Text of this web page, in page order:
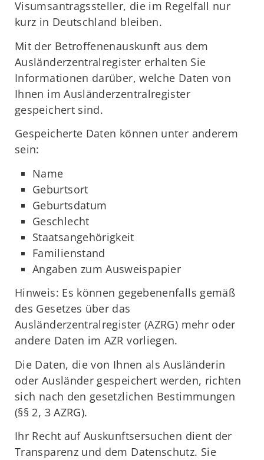
Visumsantragssteller, die im Regelfall nur
kurz in Deutschland bleiben.
Mit der Betroffenenauskunft aus dem
Ausländerzentralregister erhalten Sie
Informationen darüber, welche Daten von
Ihnen im Ausländerzentralregister
gespeichert sind.
Gespeicherte Daten können unter anderem
sein:
Name
Geburtsort
Geburtsdatum
Geschlecht
Staatsangehörigkeit
Familienstand
Angaben zum Ausweispapier
Hinweis: Es können gegebenenfalls gemäß
des Gesetzes über das
Ausländerzentralregister (AZRG) mehr oder
andere Daten im AZR vorliegen.
Die Daten, die von Ihnen als Ausländerin
oder Ausländer gespeichert werden, richten
sich nach den gesetzlichen Bestimmungen
(§§ 2, 3 AZRG).
Ihr Recht auf Auskunftsersuchen dient der
Transparenz und dem Datenschutz. Sie